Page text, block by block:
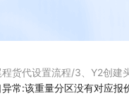
货代设置流程/3、Y2创建
常:该重量分区没有对应报